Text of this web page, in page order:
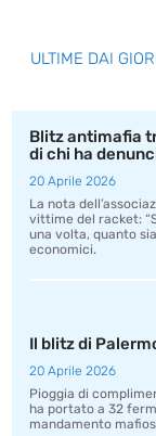
ULTIME DAI
Blitz antimafia
di chi ha
20 Aprile 2026
La nota
vittime del racket:
una volta, quanto
economici.
Il blitz di
20 Aprile 2026
Pioggia di
ha portato a 32
mandamento